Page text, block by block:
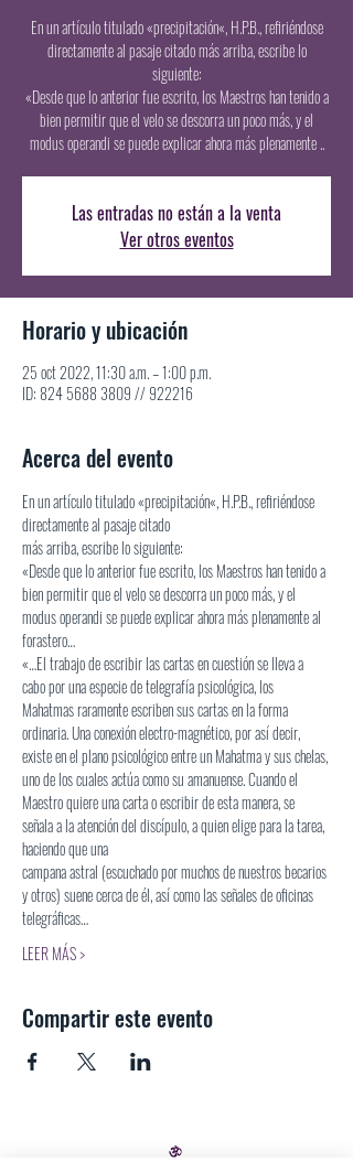
En un artículo titulado «precipitación«, H.P.B., refiriéndose
directamente al pasaje citado más arriba, escribe lo
siguiente:
«Desde que lo anterior fue escrito, los Maestros han tenido a
bien permitir que el velo se descorra un poco más, y el
modus operandi se puede explicar ahora más plenamente ..
Las entradas no están a la venta
Ver otros eventos
Horario y ubicación
25 oct 2022, 11:30 a.m. – 1:00 p.m.
ID: 824 5688 3809 // 922216
Acerca del evento
En un artículo titulado «precipitación«, H.P.B., refiriéndose
directamente al pasaje citado
más arriba, escribe lo siguiente:
«Desde que lo anterior fue escrito, los Maestros han tenido a
bien permitir que el velo se descorra un poco más, y el
modus operandi se puede explicar ahora más plenamente al
forastero…
«…El trabajo de escribir las cartas en cuestión se lleva a
cabo por una especie de telegrafía psicológica, los
Mahatmas raramente escriben sus cartas en la forma
ordinaria. Una conexión electro-magnético, por así decir,
existe en el plano psicológico entre un Mahatma y sus chelas,
uno de los cuales actúa como su amanuense. Cuando el
Maestro quiere una carta o escribir de esta manera, se
señala a la atención del discípulo, a quien elige para la tarea,
haciendo que una
campana astral (escuchado por muchos de nuestros becarios
y otros) suene cerca de él, así como las señales de oficinas
telegráficas…
LEER MÁS >
Compartir este evento